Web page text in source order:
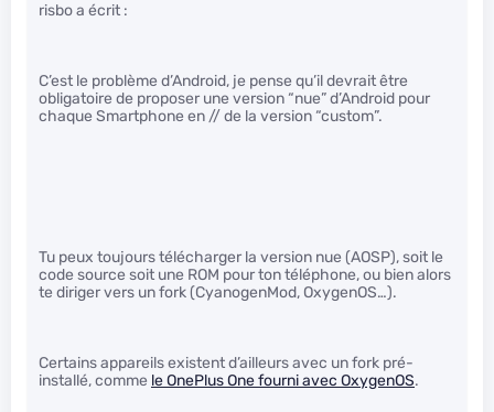
risbo a écrit :
C’est le problème d’Android, je pense qu’il devrait être
obligatoire de proposer une version “nue” d’Android pour
chaque Smartphone en // de la version “custom”.
Tu peux toujours télécharger la version nue (AOSP), soit le
code source soit une ROM pour ton téléphone, ou bien alors
te diriger vers un fork (CyanogenMod, OxygenOS…).
Certains appareils existent d’ailleurs avec un fork pré-
installé, comme le OnePlus One fourni avec OxygenOS.